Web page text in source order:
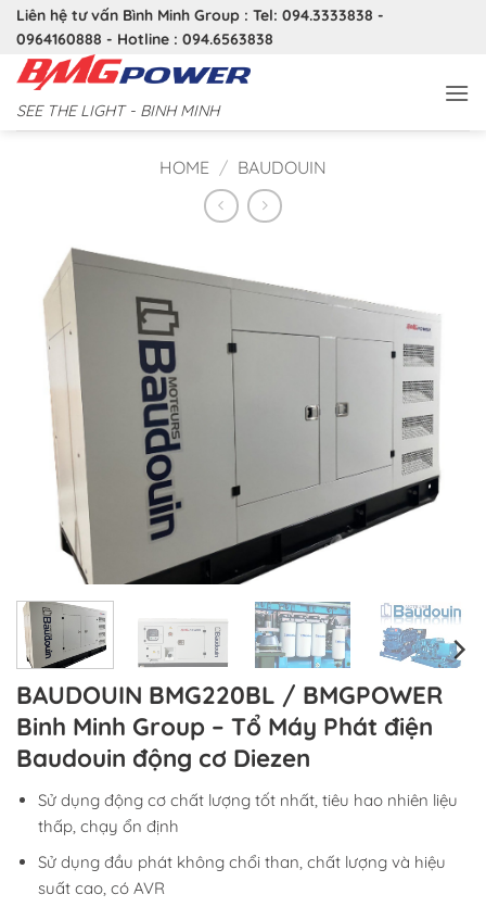
Bỏ
qua
nội
dung
Liên hệ tư vấn Bình Minh Group : Tel: 094.3333838 -
0964160888 - Hotline : 094.6563838
SEE THE LIGHT - BINH MINH
HOME / BAUDOUIN
BAUDOUIN BMG220BL / BMGPOWER
Binh Minh Group – Tổ Máy Phát điện
Baudouin động cơ Diezen
Sử dụng động cơ chất lượng tốt nhất, tiêu hao nhiên liệu
thấp, chạy ổn định
Sử dụng đầu phát không chổi than, chất lượng và hiệu
suất cao, có AVR